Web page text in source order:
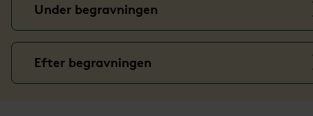
Under begravningen
Efter begravningen